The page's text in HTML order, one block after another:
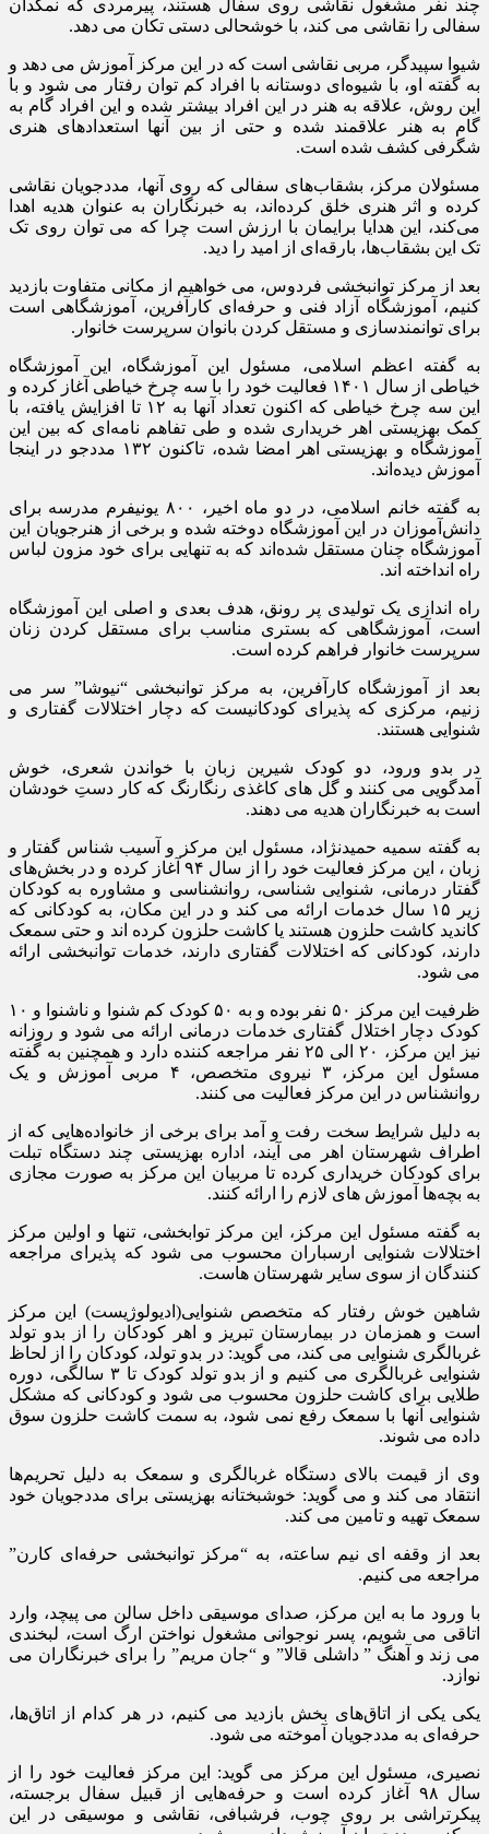
چند نفر مشغول نقاشی روی سفال هستند، پیرمردی که نمکدان
سفالی را نقاشی می کند، با خوشحالی دستی تکان می دهد.
شیوا سپیدگر، مربی نقاشی است که در این مرکز آموزش می دهد و
به گفته او، با شیوه‌ای دوستانه با افراد کم توان رفتار می شود و با
این روش، علاقه به هنر در این افراد بیشتر شده و این افراد گام به
گام به هنر علاقمند شده و حتی از بین آنها استعدادهای هنری
شگرفی کشف شده است.
مسئولان مرکز، بشقاب‌های سفالی که روی آنها، مددجویان نقاشی
کرده‌ و اثر هنری خلق کرده‌اند، به خبرنگاران به عنوان هدیه اهدا
می‌کند، این هدایا برایمان با ارزش است چرا که می توان روی تک
تک این بشقاب‌ها، بارقه‌ای از امید را دید.
بعد از مرکز توانبخشی فردوس، می خواهیم از مکانی متفاوت بازدید
کنیم، آموزشگاه آزاد فنی و حرفه‌ای کارآفرین، آموزشگاهی است
برای توانمندسازی و مستقل کردن بانوان سرپرست خانوار.
به گفته اعظم اسلامی، مسئول این آموزشگاه، این آموزشگاه
خیاطی از سال ۱۴۰۱ فعالیت خود را با سه چرخ خیاطی آغاز کرده و
این سه چرخ خیاطی که اکنون تعداد آنها به ۱۲ تا افزایش یافته، با
کمک بهزیستی اهر خریداری شده و طی تفاهم نامه‌ای که بین این
آموزشگاه و بهزیستی اهر امضا شده، تاکنون ۱۳۲ مددجو در اینجا
آموزش دیده‌اند.
به گفته خانم اسلامی، در دو ماه اخیر، ۸۰۰ یونیفرم مدرسه برای
دانش‌آموزان در این آموزشگاه دوخته شده و برخی از هنرجویان این
آموزشگاه چنان مستقل شده‌اند که به تنهایی برای خود مزون لباس
راه انداخته اند.
راه اندازی یک تولیدی پر رونق، هدف بعدی و اصلی این آموزشگاه
است، آموزشگاهی که بستری مناسب برای مستقل کردن زنان
سرپرست خانوار فراهم کرده است.
بعد از آموزشگاه کارآفرین، به مرکز توانبخشی “نیوشا” سر می
زنیم، مرکزی که پذیرای کودکانیست که دچار اختلالات گفتاری و
شنوایی هستند.
در بدو ورود، دو کودک شیرین زبان با خواندن شعری، خوش
آمدگویی می کنند و گل های کاغذی رنگارنگ که کار دستِ خودشان
است به خبرنگاران هدیه می دهند.
به گفته سمیه حمیدنژاد، مسئول این مرکز و آسیب شناس گفتار و
زبان ، این مرکز فعالیت خود را از سال ۹۴ آغاز کرده‌ و در بخش‌های
گفتار درمانی، شنوایی شناسی، روانشناسی و مشاوره به کودکان
زیر ۱۵ سال خدمات ارائه می کند و در این مکان، به کودکانی که
کاندید کاشت حلزون هستند یا کاشت حلزون کرده اند و حتی سمعک
دارند، کودکانی که اختلالات گفتاری دارند، خدمات توانبخشی ارائه
می شود.
ظرفیت این مرکز ۵۰ نفر بوده و به ۵۰ کودک کم شنوا و ناشنوا و ۱۰
کودک دچار اختلال گفتاری خدمات درمانی ارائه می شود و روزانه
نیز این مرکز، ۲۰ الی ۲۵ نفر مراجعه کننده دارد و همچنین به گفته
مسئول این مرکز، ۳ نیروی متخصص، ۴ مربی آموزش و یک
روانشناس در این مرکز فعالیت می کنند.
به دلیل شرایط سخت رفت و آمد برای برخی از خانواده‌هایی که از
اطراف شهرستان اهر می آیند، اداره بهزیستی چند دستگاه تبلت
برای کودکان خریداری کرده تا مربیان این مرکز به صورت مجازی
به بچه‌ها آموزش های لازم را ارائه کنند.
به گفته مسئول این مرکز، این مرکز توابخشی، تنها و اولین مرکز
اختلالات شنوایی ارسباران محسوب می شود که پذیرای مراجعه
کنندگان از سوی سایر شهرستان هاست.
شاهین خوش رفتار که متخصص شنوایی(ادیولوژیست) این مرکز
است و همزمان در بیمارستان تبریز و اهر کودکان را از بدو تولد
غربالگری شنوایی می کند، می گوید: در بدو تولد، کودکان را از لحاظ
شنوایی غربالگری می کنیم و از بدو تولد کودک تا ۳ سالگی، دوره
طلایی برای کاشت حلزون محسوب می شود و کودکانی که مشکل
شنوایی آنها با سمعک رفع نمی شود، به سمت کاشت حلزون سوق
داده می شوند.
وی از قیمت بالای دستگاه غربالگری و سمعک به دلیل تحریم‌ها
انتقاد می کند و می گوید: خوشبختانه بهزیستی برای مددجویان خود
سمعک تهیه و تامین می کند‌.
بعد از وقفه ای نیم ساعته، به “مرکز توانبخشی حرفه‌ای کارن”
مراجعه می کنیم.
با ورود ما به این مرکز، صدای موسیقی داخل سالن می پیچد، وارد
اتاقی می شویم، پسر نوجوانی مشغول نواختن ارگ است، لبخندی
می زند و آهنگ ” داشلی قالا” و “جان مریم” را برای خبرنگاران می
نوازد.
یکی یکی از اتاق‌های بخش بازدید می کنیم، در هر کدام از اتاق‌ها،
حرفه‌ای به مددجویان آموخته می شود.
نصیری، مسئول این مرکز می گوید: این مرکز فعالیت خود را از
سال ۹۸ آغاز کرده‌ است و حرفه‌هایی از قبیل سفال برجسته،
پیکرتراشی بر روی چوب، فرشبافی، نقاشی و موسیقی در این